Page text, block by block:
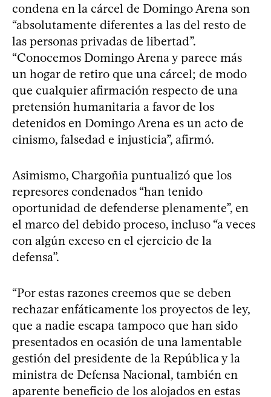
condena en la cárcel de Domingo Arena son
“absolutamente diferentes a las del resto de
las personas privadas de libertad”.
“Conocemos Domingo Arena y parece más
un hogar de retiro que una cárcel; de modo
que cualquier afirmación respecto de una
pretensión humanitaria a favor de los
detenidos en Domingo Arena es un acto de
cinismo, falsedad e injusticia”, afirmó.
Asimismo, Chargoñia puntualizó que los
represores condenados “han tenido
oportunidad de defenderse plenamente”, en
el marco del debido proceso, incluso “a veces
con algún exceso en el ejercicio de la
defensa”.
“Por estas razones creemos que se deben
rechazar enfáticamente los proyectos de ley,
que a nadie escapa tampoco que han sido
presentados en ocasión de una lamentable
gestión del presidente de la República y la
ministra de Defensa Nacional, también en
aparente beneficio de los alojados en estas